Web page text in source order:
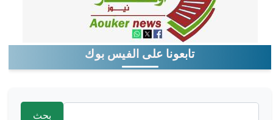
تابعونا على الفيس بوك
‏بحث ‏